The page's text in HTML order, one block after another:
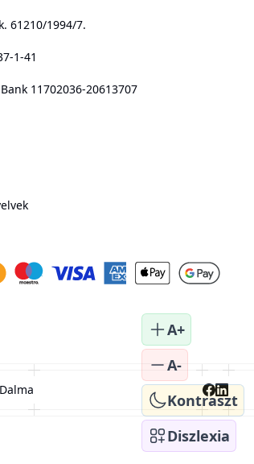
A+
A-
Kontraszt
Diszlexia
61210/1994/7.
1-41
11702036-20613707
Dalma